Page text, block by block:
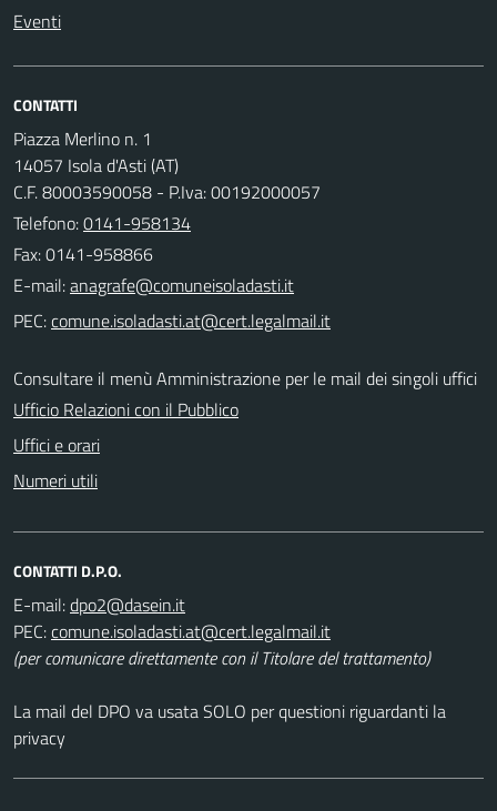
Eventi
CONTATTI
Piazza Merlino n. 1
14057 Isola d'Asti (AT)
C.F. 80003590058 - P.Iva: 00192000057
Telefono:0141-958134
Fax: 0141-958866
E-mail:
PEC:
Consultare il menù Amministrazione per le mail dei singoli uffici
Ufficio Relazioni con il Pubblico
Uffici e orari
Numeri utili
CONTATTI D.P.O.
E-mail:
PEC:
(per comunicare direttamente con il Titolare del trattamento)
La mail del DPO va usata SOLO per questioni riguardanti la
privacy